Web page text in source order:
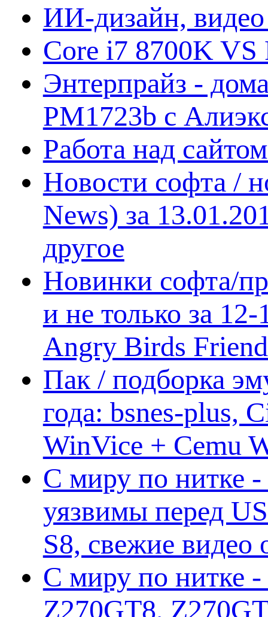
ИИ-дизайн,
Core i7 8700K VS
Энтерпрайз -
PM1723b с
Работа над
Новости софта /
News) за
другое
Новинки софта/
и не только за
Angry Birds
Пак / подборка
года: bsnes-plus,
WinVice + Cemu
С миру по нитке
уязвимы перед
S8, свежие
С миру по нитке -
Z270GT8,